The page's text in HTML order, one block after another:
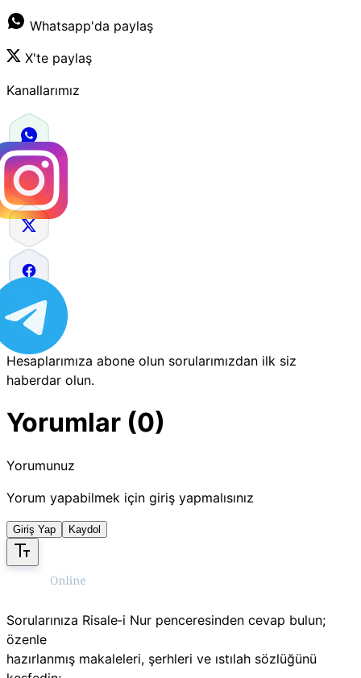
Whatsapp'da paylaş
X'te paylaş
Kanallarımız
Hesaplarımıza abone olun sorularımızdan ilk siz
haberdar olun.
Yorumlar (0)
Yorumunuz
Yorum yapabilmek için giriş yapmalısınız
Giriş Yap Kaydol
Sorularınıza Risale‑i Nur penceresinden cevap bulun;
özenle
hazırlanmış makaleleri, şerhleri ve ıstılah sözlüğünü